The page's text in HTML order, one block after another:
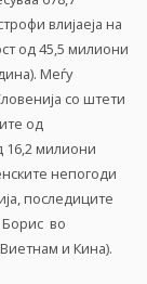
влијаеја на
од 45,5 милиони
Меѓу
со штети
од
16,2 милиони
непогоди
последиците
Борис во
и Кина).